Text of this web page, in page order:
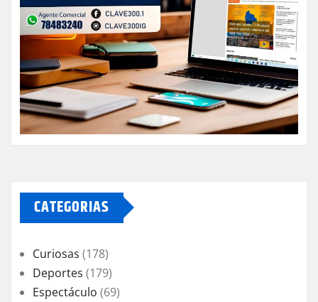
CATEGORIAS
Curiosas (178)
Deportes (179)
Espectáculo (69)